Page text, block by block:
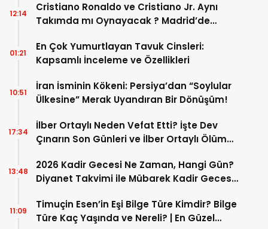
Cristiano Ronaldo ve Cristiano Jr. Aynı
Takımda mı Oynayacak ? Madrid’de
12:14
En Çok Yumurtlayan Tavuk Cinsleri:
Kapsamlı İnceleme ve Özellikleri
01:21
İran İsminin Kökeni: Persiya’dan “Soylular
Ülkesine” Merak Uyandıran Bir Dönüşüm!
10:51
İlber Ortaylı Neden Vefat Etti? İşte Dev
Çınarın Son Günleri ve İlber Ortaylı Ölüm
17:34
2026 Kadir Gecesi Ne Zaman, Hangi Gün?
Diyanet Takvimi ile Mübarek Kadir Gecesi
13:48
Timuçin Esen’in Eşi Bilge Türe Kimdir? Bilge
Türe Kaç Yaşında ve Nereli? | En Güzel
11:09